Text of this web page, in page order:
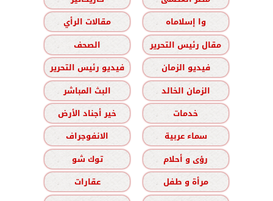
وا إسلاماه
مقالات الرأي
مقال رئيس التحرير
الصحف
فيديو الزمان
فيديو رئيس التحرير
الزمان الخالد
البث المباشر
خدمات
خير أجناد الأرض
سماء عربية
الانفوجراف
رؤى و أحلام
توك شو
مرأة و طفل
عقارات